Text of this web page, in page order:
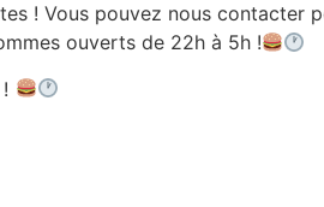
! Vous pouvez nous contacter
ouverts de 22h à 5h !